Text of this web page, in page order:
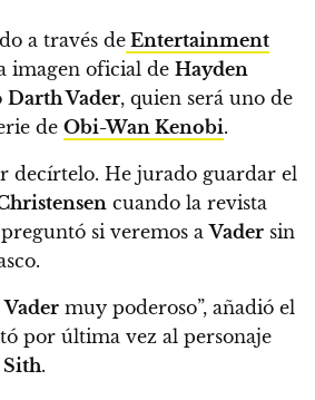
a través de Entertainment
imagen oficial de Hayden
Darth Vader, quien será uno de
de Obi-Wan Kenobi.
decírtelo. He jurado guardar el
cuando la revista
si veremos aVader sin
Vader muy poderoso”, añadió el
por última vez al personaje
Sith.